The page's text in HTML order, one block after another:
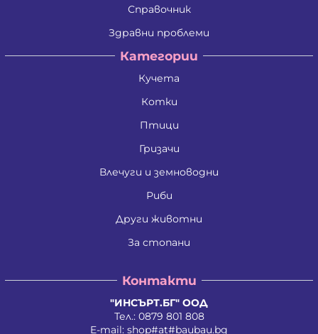
Справочник
Здравни проблеми
Категории
Кучета
Котки
Птици
Гризачи
Влечуги и земноводни
Риби
Други животни
За стопани
Контакти
"ИНСЪРТ.БГ" ООД
Тел.: 0879 801 808
E-mail: shop#at#baubau.bg